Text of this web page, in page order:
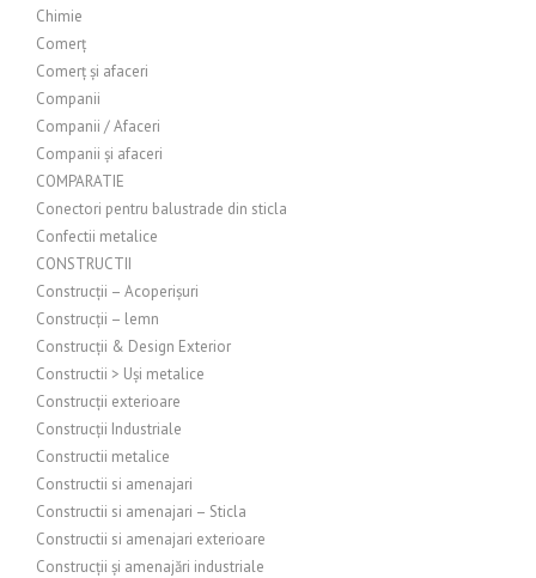
Chimie
Comerț
Comerț și afaceri
Companii
Companii / Afaceri
Companii și afaceri
COMPARATIE
Conectori pentru balustrade din sticla
Confectii metalice
CONSTRUCTII
Construcții – Acoperișuri
Construcții – lemn
Construcții & Design Exterior
Constructii > Uși metalice
Construcții exterioare
Construcții Industriale
Constructii metalice
Constructii si amenajari
Constructii si amenajari – Sticla
Constructii si amenajari exterioare
Construcții și amenajări industriale